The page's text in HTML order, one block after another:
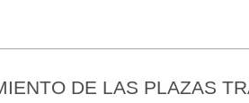
DE LAS PLAZAS